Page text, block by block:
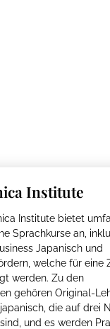
Institute
Institute bietet
Sprachkurse an,
Japanisch und
welche für eine
werden. Zu den
gehören Original-
die auf drei
und es werden